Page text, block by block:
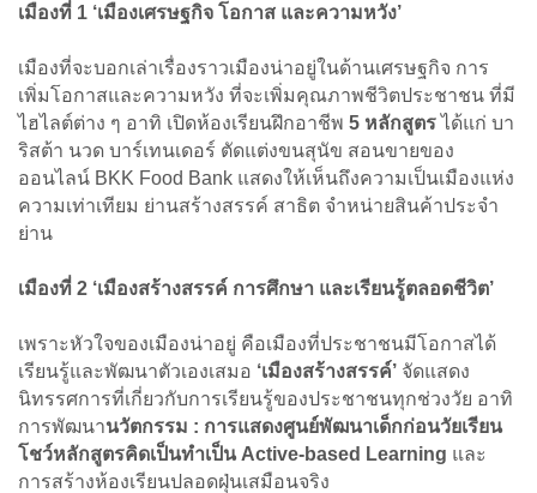
เมืองที่ 1 ‘เมืองเศรษฐกิจ โอกาส และความหวัง’
เมืองที่จะบอกเล่าเรื่องราวเมืองน่าอยู่ในด้านเศรษฐกิจ การ
เพิ่มโอกาสและความหวัง ที่จะเพิ่มคุณภาพชีวิตประชาชน ที่มี
ไฮไลต์ต่าง ๆ อาทิ เปิดห้องเรียนฝึกอาชีพ 5 หลักสูตรได้แก่ บา
ริสต้า นวด บาร์เทนเดอร์ ตัดแต่งขนสุนัข สอนขายของ
ออนไลน์ BKK Food Bank แสดงให้เห็นถึงความเป็นเมืองแห่ง
ความเท่าเทียม ย่านสร้างสรรค์ สาธิต จําหน่ายสินค้าประจํา
ย่าน
เมืองที่ 2 ‘เมืองสร้างสรรค์ การศึกษา และเรียนรู้ตลอดชีวิต’
เพราะหัวใจของเมืองน่าอยู่ คือเมืองที่ประชาชนมีโอกาสได้
เรียนรู้และพัฒนาตัวเองเสมอ ‘เมืองสร้างสรรค์’ จัดแสดง
นิทรรศการที่เกี่ยวกับการเรียนรู้ของประชาชนทุกช่วงวัย อาทิ
การพัฒนานวัตกรรม : การแสดงศูนย์พัฒนาเด็กก่อนวัยเรียน
โชว์หลักสูตรคิดเป็นทําเป็น Active-based Learning และ
การสร้างห้องเรียนปลอดฝุ่นเสมือนจริง